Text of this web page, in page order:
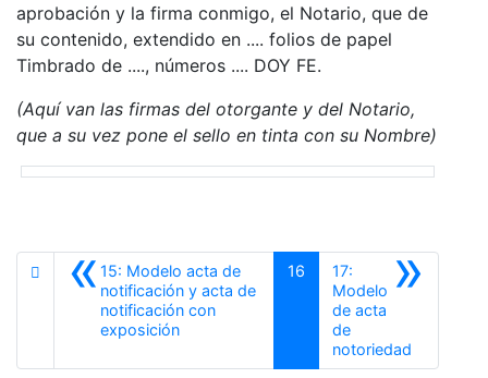
aprobación y la firma conmigo, el Notario, que de
su contenido, extendido en .... folios de papel
Timbrado de ...., números .... DOY FE.
(Aquí van las firmas del otorgante y del Notario,
que a su vez pone el sello en tinta con su Nombre)
«15: Modelo acta de
notificación y acta de
notificación con
exposiciónAnterior
16 »
17:
Modelo
de acta
de
notoriedad